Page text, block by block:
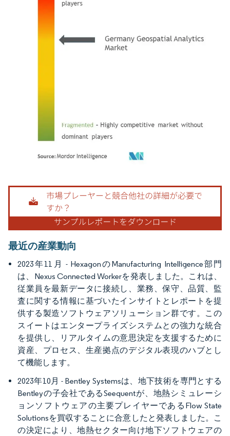
画像 © Mordor Intelligence。再利用にはCC BY 4.0の表示が必要です。
最近の産業動向
2023年11月 - HexagonのManufacturing Intelligence部門
は、Nexus Connected Workerを発表しました。これは、
従業員を最新データに接続し、業務、保守、品質、監
査に関する情報に基づいたインサイトとレポートを提
供する製造ソフトウェアソリューション群です。この
スイートはエンタープライズシステムとの強力な統合
を提供し、リアルタイムの意思決定を支援するために
資産、プロセス、生産拠点のデジタル表現のハブとし
て機能します。
2023年10月 - Bentley Systemsは、地下技術を専門とする
Bentleyの子会社であるSeequentが、地熱シミュレーシ
ョンソフトウェアの主要プレイヤーであるFlow State
Solutionsを買収することに合意したと発表しました。こ
の決定により、地熱セクター向け地下ソフトウェアの